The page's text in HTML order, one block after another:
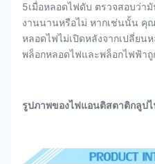
5เมื่อหลอดไฟดับ ตรวจสอบว่า
งานนานหรือไม่ หากเช่นนั้น คุ
หลอดไฟไม่เปิดหลังจากเปลี่ยน
พล็อกหลอดไฟและพล็อกไฟฟ้าถู
รูปภาพของไฟแอนติสตาติกลูปไ